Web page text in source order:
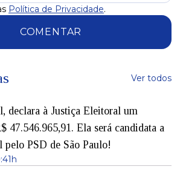
Política de Privacidade.
COMENTAR
Ver todos
declara à Justiça Eleitoral um
47.546.965,91. Ela será candidata a
pelo PSD de São Paulo!